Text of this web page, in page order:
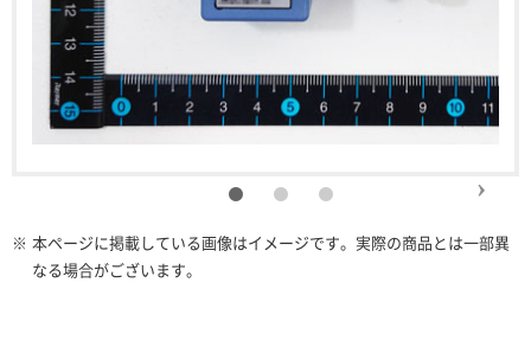
※ 本ページに掲載している画像はイメージです。実際の商品とは一部異
なる場合がございます。